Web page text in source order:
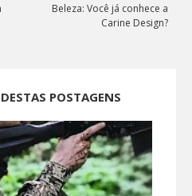
Beleza: Você já conhece a
Carine Design?
POSTAGENS